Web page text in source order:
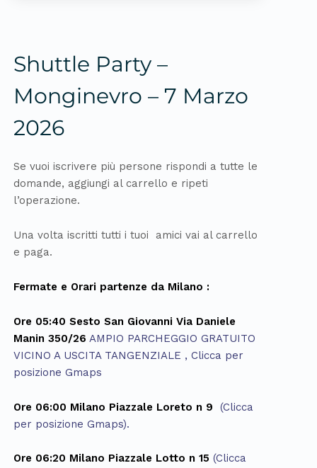
Shuttle Party –
Monginevro – 7 Marzo
2026
Se vuoi iscrivere più persone rispondi a tutte le
domande, aggiungi al carrello e ripeti
l’operazione.
Una volta iscritti tutti i tuoi amici vai al carrello
e paga.
Fermate e Orari partenze da Milano :
Ore 05:40 Sesto San Giovanni Via Daniele
Manin 350/26 AMPIO PARCHEGGIO GRATUITO
VICINO A USCITA TANGENZIALE , Clicca per
posizione Gmaps
Ore 06:00 Milano Piazzale Loreto n 9
(Clicca
per posizione Gmaps).
Ore 06:20 Milano Piazzale Lotto n 15 (Clicca